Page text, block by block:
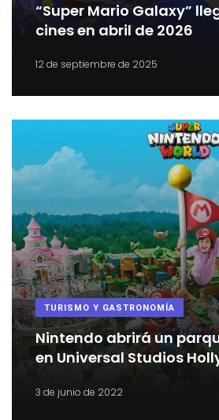
“Super Mario Galaxy”
cines en abril de 2026
12 de septiembre de 2025
TURISMO Y GASTRONOMÍA
Nintendo abrirá un
en Universal Studios
3 de junio de 2022